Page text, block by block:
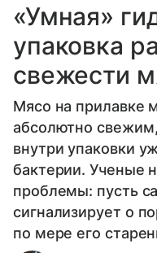
«Умная»
упаковка
свежести
Мясо на прилавке
абсолютно
внутри упаковки
бактерии. Ученые
проблемы: пусть
сигнализирует о
по мере его